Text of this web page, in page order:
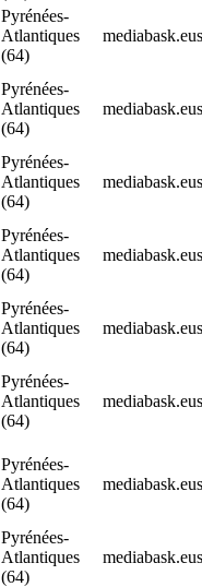
Pyrénées-
Atlantiques
(64)
mediabask.eus
Pyrénées-
Atlantiques
(64)
mediabask.eus
Pyrénées-
Atlantiques
(64)
mediabask.eus
Pyrénées-
Atlantiques
(64)
mediabask.eus
Pyrénées-
Atlantiques
(64)
mediabask.eus
Pyrénées-
Atlantiques
(64)
mediabask.eus
Pyrénées-
Atlantiques
(64)
mediabask.eus
Pyrénées-
Atlantiques
(64)
mediabask.eus